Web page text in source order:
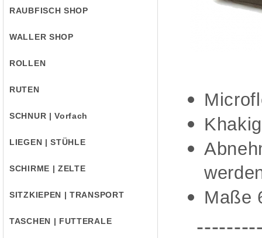
RAUBFISCH SHOP
WALLER SHOP
ROLLEN
RUTEN
SCHNUR | Vorfach
LIEGEN | STÜHLE
SCHIRME | ZELTE
SITZKIEPEN | TRANSPORT
TASCHEN | FUTTERALE
Maße